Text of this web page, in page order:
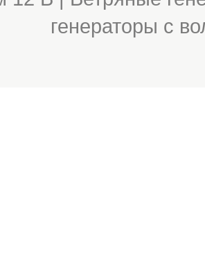
генераторы с